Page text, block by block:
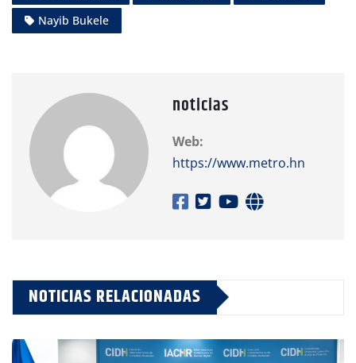
Nayib Bukele
noticias
Web:
https://www.metro.hn
NOTICIAS RELACIONADAS